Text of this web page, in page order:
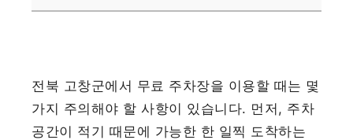
전북 고창군에서 무료 주차장을 이용할 때는 몇
가지 주의해야 할 사항이 있습니다. 먼저, 주차
공간이 적기 때문에 가능한 한 일찍 도착하는